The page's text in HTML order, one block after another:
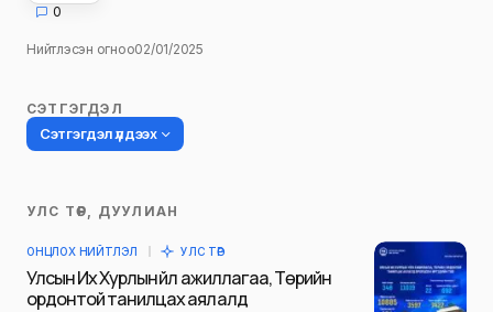
0
Нийтлэсэн огноо02/01/2025
СЭТГЭГДЭЛ
Сэтгэгдэл үлдээх
Таны имэйл хаягийг нийтлэхгүй.
тэмдэглэсэн
УЛС ТӨР, ДУУЛИАН
ОНЦЛОХ НИЙТЛЭЛ УЛС ТӨР
Улсын Их Хурлын үйл ажиллагаа, Төрийн
ордонтой танилцах аялалд